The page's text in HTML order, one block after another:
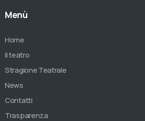
Menù
Home
Il teatro
Stragione Teatrale
News
Contatti
Trasparenza